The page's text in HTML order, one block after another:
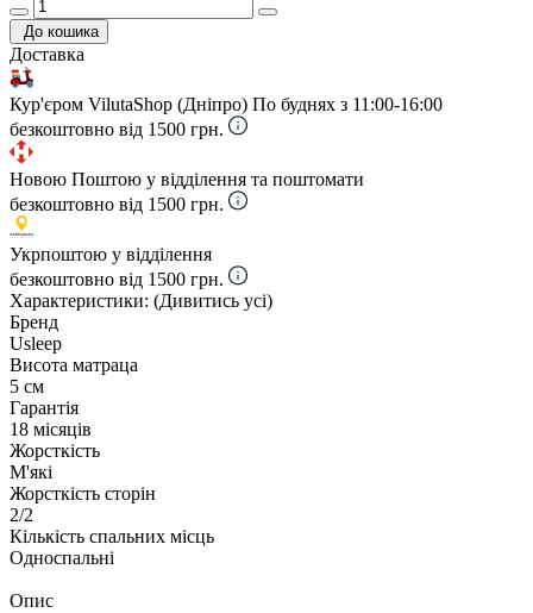
До кошика
Доставка
Кур'єром VilutaShop (Дніпро) По буднях з 11:00-16:00
безкоштовно від 1500 грн.
Новою Поштою у відділення та поштомати
безкоштовно від 1500 грн.
Укрпоштою у відділення
безкоштовно від 1500 грн.
Характеристики: (Дивитись усі)
Бренд
Usleep
Висота матраца
5 см
Гарантія
18 місяців
Жорсткість
М'які
Жорсткість сторін
2/2
Кількість спальних місць
Односпальні
Опис